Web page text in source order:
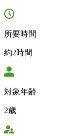
所要時間
約2時間
対象年齢
2歳